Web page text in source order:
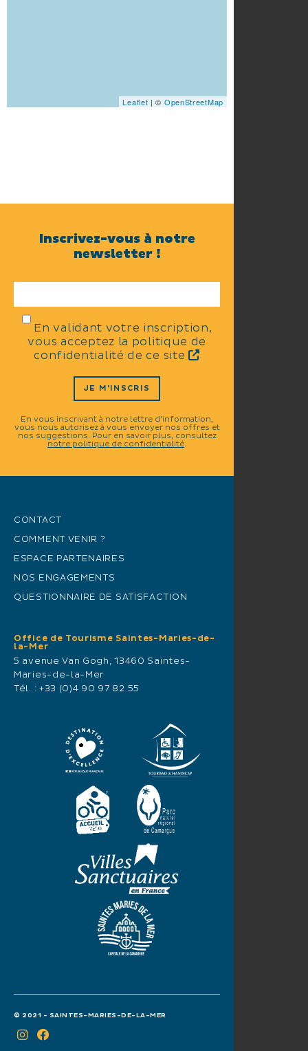
Leaflet | © OpenStreetMap
Inscrivez-vous à notre
newsletter !
En validant votre inscription,
vous acceptez la politique de
confidentialité de ce site
JE M'INSCRIS
En vous inscrivant à notre lettre d'information,
vous nous autorisez à vous envoyer nos offres et
nos suggestions. Pour en savoir plus, consultez
notre politique de confidentialité.
CONTACT
COMMENT VENIR ?
ESPACE PARTENAIRES
NOS ENGAGEMENTS
QUESTIONNAIRE DE SATISFACTION
Office de Tourisme Saintes-Maries-de-
la-Mer
5 avenue Van Gogh, 13460 Saintes-
Maries-de-la-Mer
Tél. : +33 (0)4 90 97 82 55
© 2021 - SAINTES-MARIES-DE-LA-MER